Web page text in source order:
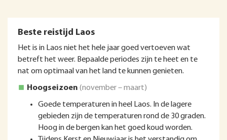
Beste reistijd Laos
Het is in Laos niet het hele jaar goed vertoeven wat
betreft het weer. Bepaalde periodes zijn te heet en te
nat om optimaal van het land te kunnen genieten.
Hoogseizoen (november – maart)
Goede temperaturen in heel Laos. In de lagere
gebieden zijn de temperaturen rond de 30 graden.
Hoog in de bergen kan het goed koud worden.